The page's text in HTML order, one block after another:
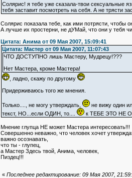
Солярис! я тебе уже сказала-твои сексуальные
тебя заставит посмотреть на себя. А не трясти
Солярис показала тебе, как ими потрясти, чтобы
А лучше их простерни, не дУМай, что они у тебя
Цитата: Анима от 09 Мая 2007, 15:09:41
Цитата: Мастер от 09 Мая 2007, 11:07:43
ЧТО ДОСТУПНО лишь Мастеру, Мудрецу!???
Нет Мастера, кроме Мастера!
, ладно, скажу по другому
Придерживаюсь того же мнения.
Только...., не могу утверждать,
не вижу один
текст, НО...если ОДИН, то....
к ТЕБЕ ЭТО НЕ
Мнение глупца НЕ может Мастера интересовать!!!
Совершенно неважно, что человек хочет
важно осознавать,
что ты - глупец,
а Мастер Здесь твой, Анима, человек,
Пиздец!!!
« Последнее редактирование: 09 Мая 2007,